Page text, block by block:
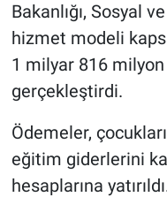
Bakanlığı, Sosyal
hizmet modeli
1 milyar 816
gerçekleştirdi.
Ödemeler,
eğitim giderlerini
hesaplarına